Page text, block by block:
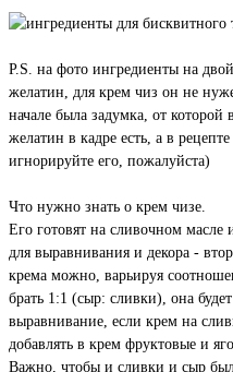
P.S. на фото ингредиенты на
желатин, для крем чиз он не
начале была задумка, от которой
желатин в кадре есть, а в
игнорируйте его, пожалуйста)
Что нужно знать о крем чизе.
Его готовят на сливочном
для выравнивания и декора -
крема можно, варьируя
брать 1:1 (сыр: сливки), она
выравнивание, если крем на
добавлять в крем фруктовые и
Важно, чтобы и сливки и сыр